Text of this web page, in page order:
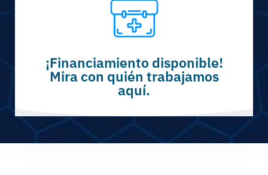
¡Financiamiento disponible!
Mira con quién trabajamos
aquí.